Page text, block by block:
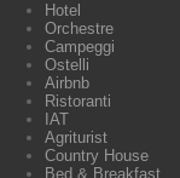
Hotel
Orchestre
Campeggi
Ostelli
Airbnb
Ristoranti
IAT
Agriturist
Country House
Bed & Breakfast